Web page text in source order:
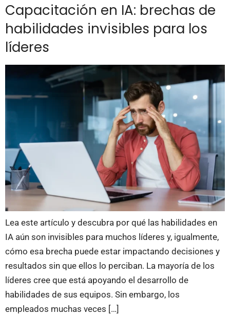
Capacitación en IA: brechas de
habilidades invisibles para los
líderes
Lea este artículo y descubra por qué las habilidades en
IA aún son invisibles para muchos líderes y, igualmente,
cómo esa brecha puede estar impactando decisiones y
resultados sin que ellos lo perciban. La mayoría de los
líderes cree que está apoyando el desarrollo de
habilidades de sus equipos. Sin embargo, los
empleados muchas veces […]